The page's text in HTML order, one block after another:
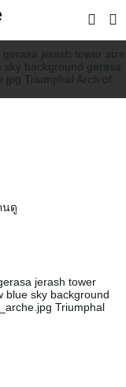
นดู
jerash tower
blue sky background
Triumphal